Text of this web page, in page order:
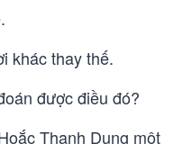
khác thay thế.
được điều đó?
Thanh Dung một